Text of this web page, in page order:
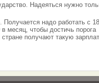
Надеяться нужно
Получается надо работать с
месяц, чтобы достичь порога
получают такую